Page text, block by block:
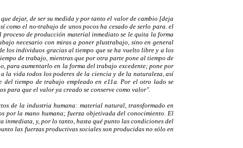
dejar, de ser su medida y por tanto el valor de cambio [deja
el no-trabajo de unos pocos ha cesado de serlo para. el
de producción material inmediato se le quita la forma
necesario con miras a poner plustrabajo, sino en general
los individuos gracias al tiempo que se ha vuelto libre y a los
de trabajo, mientras que por otra parte pone al tiempo de
para aumentarlo en la forma del trabajo excedente; pone por
la vida todos los poderes de la ciencia y de la naturaleza, así
tiempo de trabajo empleado en e11a. Por el otro lado se
para que el valor ya creado se conserve como valor".
de la industria humana: material natural, transformado en
por la mano humana; fuerza objetivada del conocimiento. El
y, por lo tanto, hasta qué punto las condiciones del
las fuerzas productivas sociales son producidas no sólo en